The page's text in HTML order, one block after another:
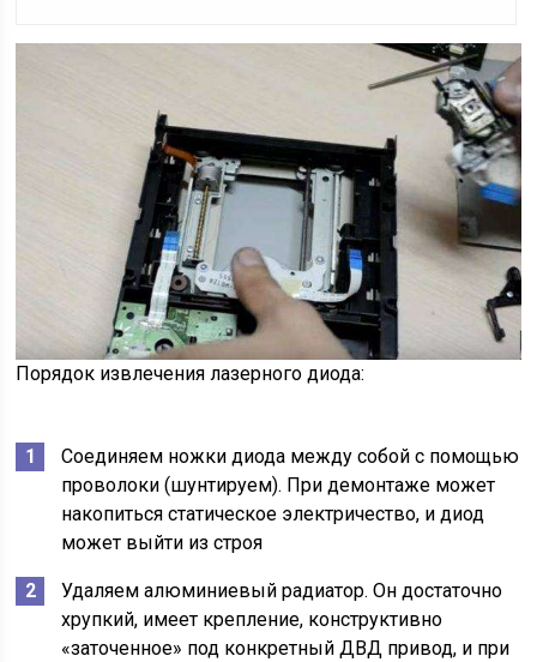
Порядок извлечения лазерного диода:
Соединяем ножки диода между собой с помощью
проволоки (шунтируем). При демонтаже может
накопиться статическое электричество, и диод
может выйти из строя
Удаляем алюминиевый радиатор. Он достаточно
хрупкий, имеет крепление, конструктивно
«заточенное» под конкретный ДВД привод, и при